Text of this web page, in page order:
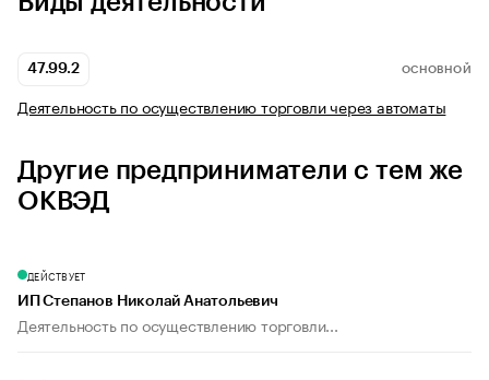
47.99.2 ОСНОВНОЙ
Деятельность по осуществлению торговли через автоматы
Другие предприниматели с тем же
ОКВЭД
ДЕЙСТВУЕТ
ИП Степанов Николай Анатольевич
Деятельность по осуществлению торговли...